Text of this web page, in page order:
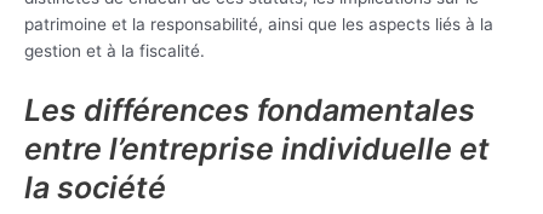
patrimoine et la responsabilité, ainsi que les aspects liés à la
gestion et à la fiscalité.
Les différences fondamentales
entre l’entreprise individuelle et
la société